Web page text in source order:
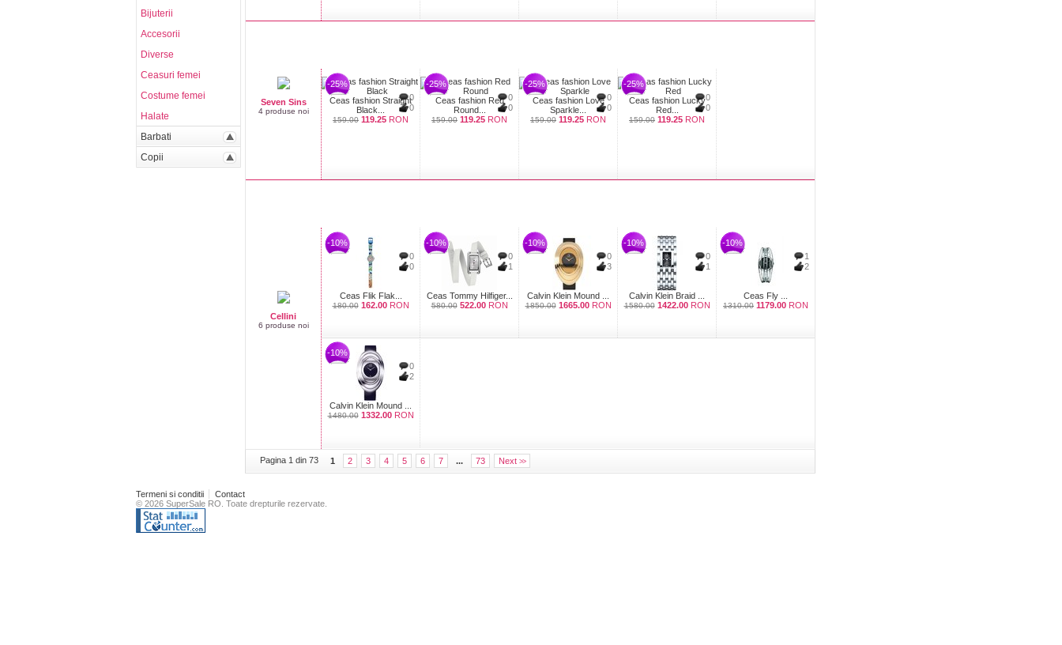
Seven Sins
4 produse noi
-25%
0
0
Ceas fashion Straight
Black...
159.00 119.25 RON
-25%
0
0
Ceas fashion Red
Round...
159.00 119.25 RON
-25%
0
0
Ceas fashion Love
Sparkle...
159.00 119.25 RON
-25%
0
0
Ceas fashion Lucky
Red...
159.00 119.25 RON
Cellini
6 produse noi
-10%
0
0
Ceas Flik Flak...
180.00 162.00 RON
-10%
0
1
Ceas Tommy Hilfiger...
580.00 522.00 RON
-10%
0
3
Calvin Klein Mound ...
1850.00 1665.00 RON
-10%
0
1
Calvin Klein Braid ...
1580.00 1422.00 RON
-10%
1
2
Ceas Fly ...
1310.00 1179.00 RON
-10%
0
2
Calvin Klein Mound ...
1480.00 1332.00 RON
Pagina 1 din 73 1 2 3 4 5 6 7 ... 73 Next >>
Bijuterii
Accesorii
Diverse
Ceasuri femei
Costume femei
Halate
Barbati
Copii
Termeni si conditii
Contact
© 2026 SuperSale RO. Toate drepturile rezervate.